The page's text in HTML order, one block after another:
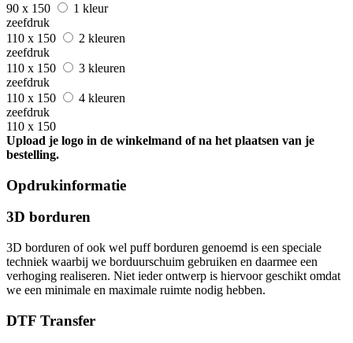
90 x 150
1 kleur
zeefdruk
110 x 150
2 kleuren
zeefdruk
110 x 150
3 kleuren
zeefdruk
110 x 150
4 kleuren
zeefdruk
110 x 150
Upload je logo in de winkelmand of na het plaatsen van je
bestelling.
Opdrukinformatie
3D borduren
3D borduren of ook wel puff borduren genoemd is een speciale
techniek waarbij we borduurschuim gebruiken en daarmee een
verhoging realiseren. Niet ieder ontwerp is hiervoor geschikt omdat
we een minimale en maximale ruimte nodig hebben.
DTF Transfer